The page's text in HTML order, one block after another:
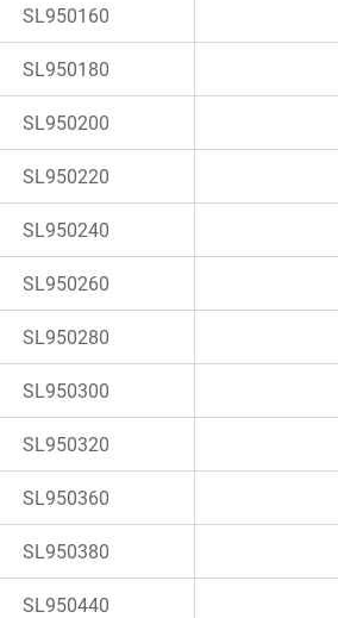
SL950160
SL950180
SL950200
SL950220
SL950240
SL950260
SL950280
SL950300
SL950320
SL950360
SL950380
SL950440